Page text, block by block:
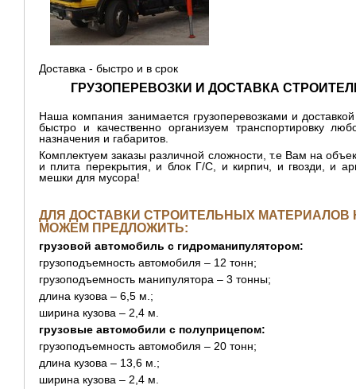
Доставка - быстро и в срок
ГРУЗОПЕРЕВОЗКИ И ДОСТАВКА
Наша компания занимается грузоперевозками и
быстро и качественно организуем транспортировку
назначения и габаритов.
Комплектуем заказы различной сложности, т.е Вам на
и плита перекрытия, и блок Г/С, и кирпич, и гвозди, и
мешки для мусора!
ДЛЯ ДОСТАВКИ СТРОИТЕЛЬНЫХ МАТЕРИАЛОВ
МОЖЕМ ПРЕДЛОЖИТЬ:
грузовой автомобиль с гидроманипулятором:
грузоподъемность автомобиля – 12 тонн;
грузоподъемность манипулятора – 3 тонны;
длина кузова – 6,5 м.;
ширина кузова – 2,4 м.
грузовые автомобили с полуприцепом:
грузоподъемность автомобиля – 20 тонн;
длина кузова – 13,6 м.;
ширина кузова – 2,4 м.